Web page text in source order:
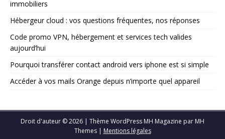
immobiliers
Hébergeur cloud : vos questions fréquentes, nos réponses
Code promo VPN, hébergement et services tech valides
aujourd’hui
Pourquoi transférer contact android vers iphone est si simple
Accéder à vos mails Orange depuis n’importe quel appareil
Droit d'auteur © 2026 | Thème WordPress MH Magazine par MH
Themes | Mentions légales